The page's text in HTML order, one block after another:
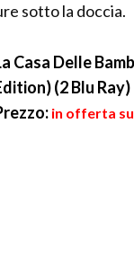
sotto la doccia.
Casa Delle
(2 Blu Ray)
in offerta su